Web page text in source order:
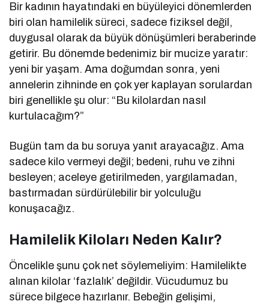
Bir kadının hayatındaki en büyüleyici dönemlerden
biri olan hamilelik süreci, sadece fiziksel değil,
duygusal olarak da büyük dönüşümleri beraberinde
getirir. Bu dönemde bedenimiz bir mucize yaratır:
yeni bir yaşam. Ama doğumdan sonra, yeni
annelerin zihninde en çok yer kaplayan sorulardan
biri genellikle şu olur: “Bu kilolardan nasıl
kurtulacağım?”
Bugün tam da bu soruya yanıt arayacağız. Ama
sadece kilo vermeyi değil; bedeni, ruhu ve zihni
besleyen; aceleye getirilmeden, yargılamadan,
bastırmadan sürdürülebilir bir yolculuğu
konuşacağız.
Hamilelik Kiloları Neden Kalır?
Öncelikle şunu çok net söylemeliyim: Hamilelikte
alınan kilolar ‘fazlalık’ değildir. Vücudumuz bu
sürece bilgece hazırlanır. Bebeğin gelişimi,